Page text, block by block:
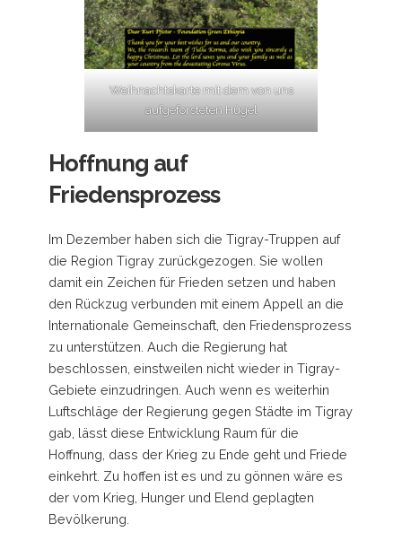
Weihnachtskarte mit dem von uns
aufgeforsteten Hügel
Hoffnung auf
Friedensprozess
Im Dezember haben sich die Tigray-Truppen auf
die Region Tigray zurückgezogen. Sie wollen
damit ein Zeichen für Frieden setzen und haben
den Rückzug verbunden mit einem Appell an die
Internationale Gemeinschaft, den Friedensprozess
zu unterstützen. Auch die Regierung hat
beschlossen, einstweilen nicht wieder in Tigray-
Gebiete einzudringen. Auch wenn es weiterhin
Luftschläge der Regierung gegen Städte im Tigray
gab, lässt diese Entwicklung Raum für die
Hoffnung, dass der Krieg zu Ende geht und Friede
einkehrt. Zu hoffen ist es und zu gönnen wäre es
der vom Krieg, Hunger und Elend geplagten
Bevölkerung.